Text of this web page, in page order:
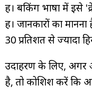
हैं। बैंकिंग भाषा में इसे
हैं। जानकारों का
30 प्रतिशत से ज्यादा
उदाहरण के लिए, अगर
है, तो कोशिश करें कि